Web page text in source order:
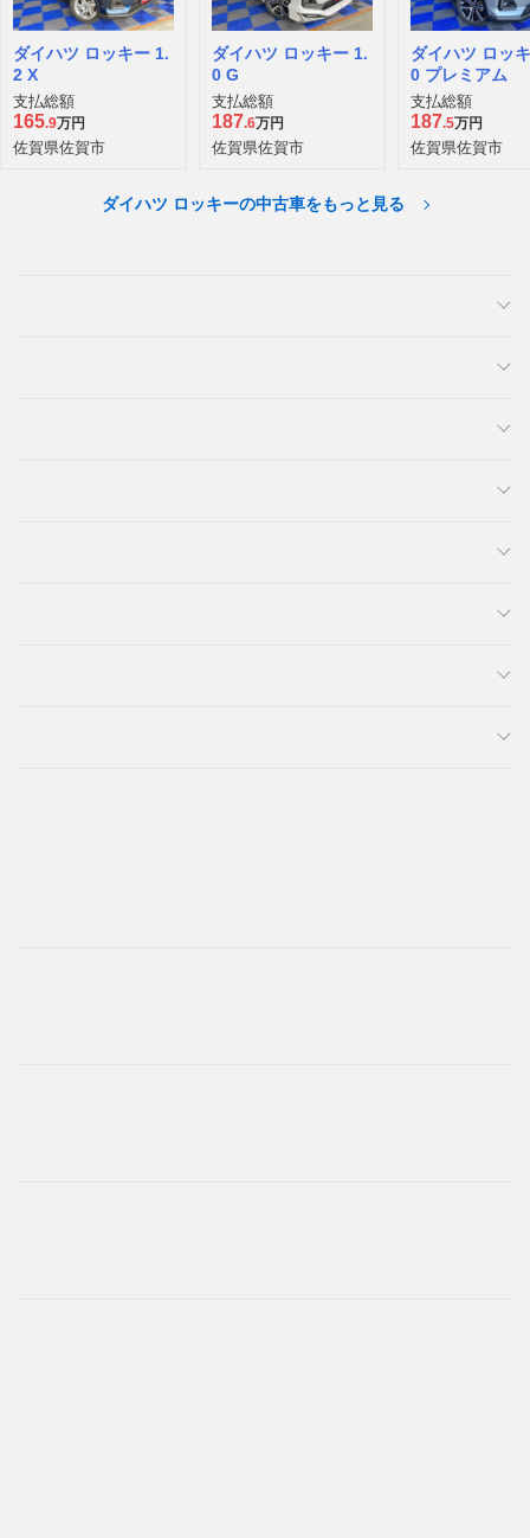
ダイハツ ロッキー 1.
2 X
支払総額
165.9万円
佐賀県佐賀市
ダイハツ ロッキー 1.
0 G
支払総額
187.6万円
佐賀県佐賀市
ダイハツ ロッ
0 プレミアム
支払総額
187.5万円
佐賀県佐賀市
ダイハツ ロッキーの中古車をもっと見る